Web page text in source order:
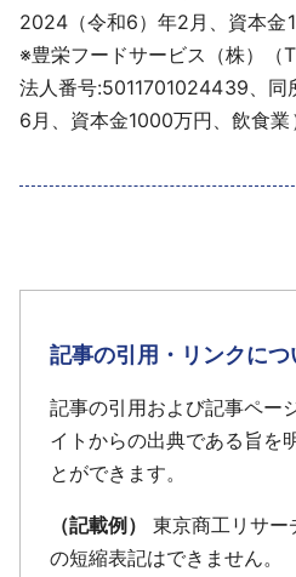
2024（令和6）年2月、資本金
※豊栄フードサービス（株）（
法人番号:5011701024439、同
6月、資本金1000万円、飲食業
記事の引用・リンクにつ
記事の引用および記事ペー
イトからの出典である旨を
とができます。
（記載例）
東京商工リサ
の短縮表記はできません。